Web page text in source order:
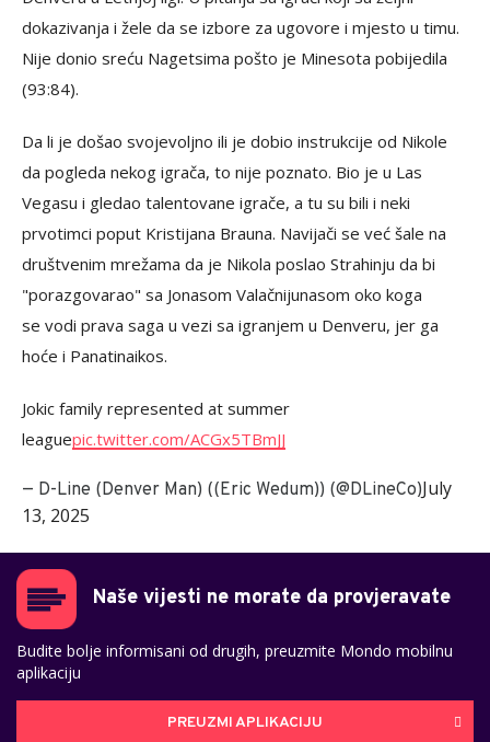
dokazivanja i žele da se izbore za ugovore i mjesto u timu.
Nije donio sreću Nagetsima pošto je Minesota pobijedila
(93:84).
Da li je došao svojevoljno ili je dobio instrukcije od Nikole
da pogleda nekog igrača, to nije poznato. Bio je u Las
Vegasu i gledao talentovane igrače, a tu su bili i neki
prvotimci poput Kristijana Brauna. Navijači se već šale na
društvenim mrežama da je Nikola poslao Strahinju da bi
"porazgovarao" sa Jonasom Valačnijunasom oko koga
se vodi prava saga u vezi sa igranjem u Denveru, jer ga
hoće i Panatinaikos.
Jokic family represented at summer
leaguepic.twitter.com/ACGx5TBmJJ
— D-Line (Denver Man) ((Eric Wedum)) (@DLineCo)July
13, 2025
Naše vijesti ne morate da provjeravate
Budite bolje informisani od drugih, preuzmite Mondo mobilnu
aplikaciju
PREUZMI APLIKACIJU